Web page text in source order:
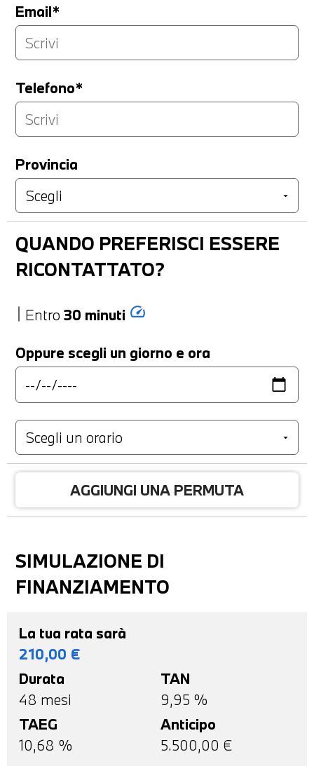
Email*
Telefono*
Provincia
QUANDO PREFERISCI ESSERE
RICONTATTATO?
Entro 30 minuti speed
Oppure scegli un giorno e ora
AGGIUNGI UNA PERMUTA
SIMULAZIONE DI
FINANZIAMENTO
La tua rata sarà
210,00 €
Durata
48 mesi
TAN
9,95 %
TAEG
10,68 %
Anticipo
5.500,00 €